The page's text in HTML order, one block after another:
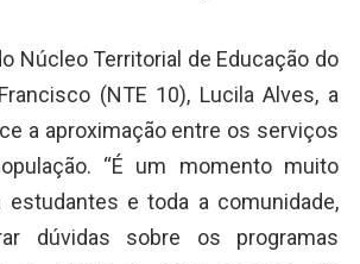
Núcleo Territorial de Educação do
(NTE 10), Lucila Alves, a
a aproximação entre os serviços
“É um momento muito
estudantes e toda a comunidade,
dúvidas sobre os programas